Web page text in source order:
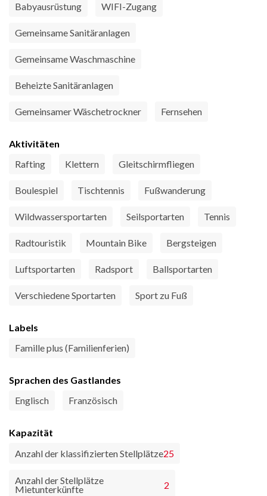
Babyausrüstung
WIFI-Zugang
Gemeinsame Sanitäranlagen
Gemeinsame Waschmaschine
Beheizte Sanitäranlagen
Gemeinsamer Wäschetrockner Fernsehen
Aktivitäten
Rafting
Klettern Gleitschirmfliegen
Boulespiel Tischtennis Fußwanderung
Wildwassersportarten Seilsportarten Tennis
Radtouristik Mountain Bike Bergsteigen
Luftsportarten Radsport Ballsportarten
Verschiedene Sportarten Sport zu Fuß
Labels
Famille plus (Familienferien)
Sprachen des Gastlandes
Englisch
Französisch
Kapazität
Anzahl der klassifizierten Stellplätze25
Anzahl der Stellplätze
Mietunterkünfte 2